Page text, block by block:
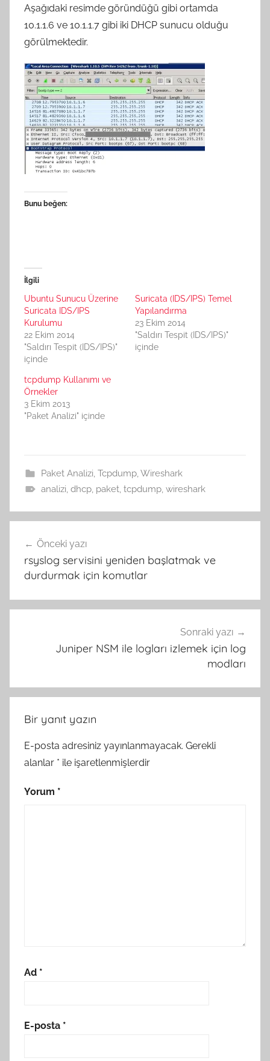
Aşağıdaki resimde göründüğü gibi ortamda
10.1.1.6 ve 10.1.1.7 gibi iki DHCP sunucu olduğu
görülmektedir.
Bunu beğen:
İlgili
Ubuntu Sunucu Üzerine
Suricata IDS/IPS
Kurulumu
22 Ekim 2014
"Saldırı Tespit (IDS/IPS)"
içinde
Suricata (IDS/IPS) Temel
Yapılandırma
23 Ekim 2014
"Saldırı Tespit (IDS/IPS)"
içinde
tcpdump Kullanımı ve
Örnekler
3 Ekim 2013
"Paket Analizi" içinde
Paket Analizi, Tcpdump,Wireshark
analizi, dhcp, paket, tcpdump, wireshark
gezinmesi
Önceki yazı
rsyslog servisini yeniden başlatmak ve
durdurmak için komutlar
Sonraki yazı
Juniper NSM ile logları izlemek için log
modları
Bir yanıt yazın
E-posta adresiniz yayınlanmayacak. Gerekli
alanlar * ile işaretlenmişlerdir
Yorum *
Ad *
E-posta *